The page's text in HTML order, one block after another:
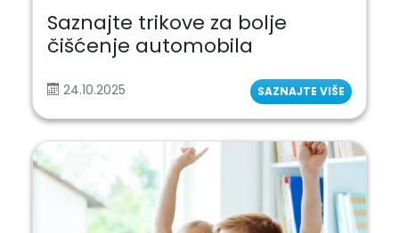
Saznajte trikove za bolje
čišćenje automobila
24.10.2025 SAZNAJTE VIŠE